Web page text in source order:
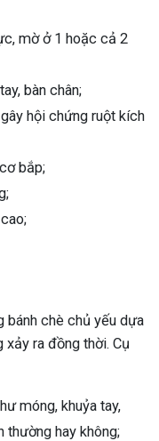
mờ ở 1 hoặc cả 2
bàn chân;
hội chứng ruột kích
bắp;
bánh chè chủ yếu dựa
ra đồng thời. Cụ
móng, khuỷa tay,
thường hay không;